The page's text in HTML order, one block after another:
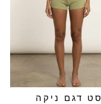
סט דגם ניקה